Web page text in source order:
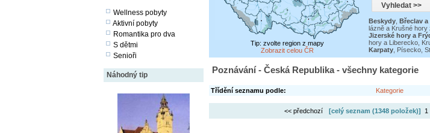
Wellness pobyty
Aktivní pobyty
Romantika pro dva
S dětmi
Senioři
Náhodný tip
Tip: zvolte region z mapy
Zobrazit celou ČR
Beskydy, Břeclav a
lázně a Krušné hory
Jizerské hory a
hory a Liberecko,
Karpaty, Písecko,
Poznávání - Česká Republika - všechny kategorie
Třídění seznamu podle: Kategorie
<< předchozí [celý seznam (1348 položek)] 1